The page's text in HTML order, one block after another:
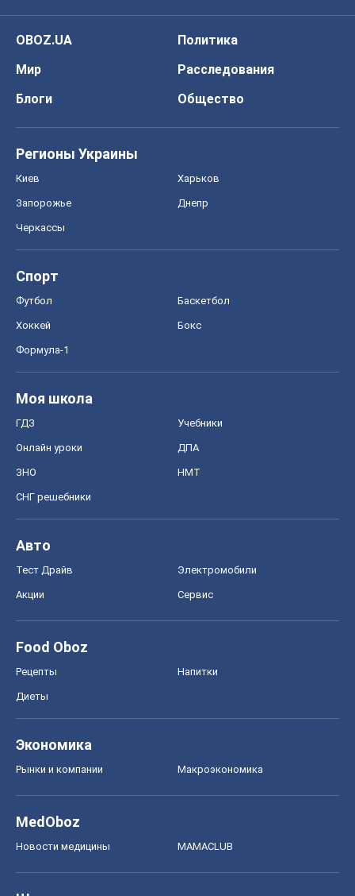
OBOZ.UA
Политика
Мир
Расследования
Блоги
Общество
Регионы Украины
Киев Харьков
Запорожье Днепр
Черкассы
Спорт
Футбол Баскетбол
Хоккей Бокс
Формула-1
Моя школа
ГДЗ Учебники
Онлайн уроки ДПА
ЗНО НМТ
СНГ решебники
Авто
Тест Драйв Электромобили
Акции Сервис
Food Oboz
Рецепты Напитки
Диеты
Экономика
Рынки и компании Mакроэкономика
MedOboz
Новости медицины MAMACLUB